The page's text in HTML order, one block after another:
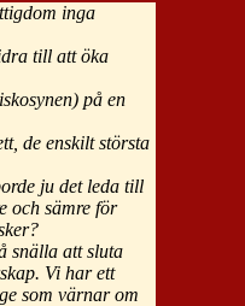
inga
till att öka
på en
de enskilt största
ju det leda till
och sämre för
snälla att sluta
Vi har ett
som värnar om